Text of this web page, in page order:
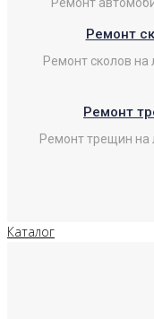
Ремонт
Ремонт сколов на
Ремонт
Ремонт трещин на
Каталог